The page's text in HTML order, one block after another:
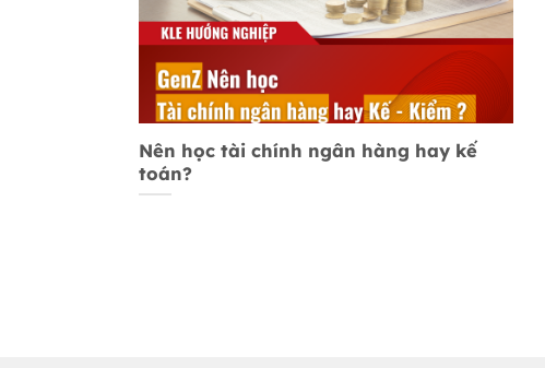
Nên học tài chính ngân hàng hay kế
toán?